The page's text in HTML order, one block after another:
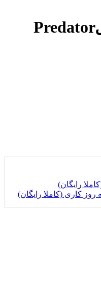
عینک شنا زاگز مدلPredator
کاری (کاملا رایگان)